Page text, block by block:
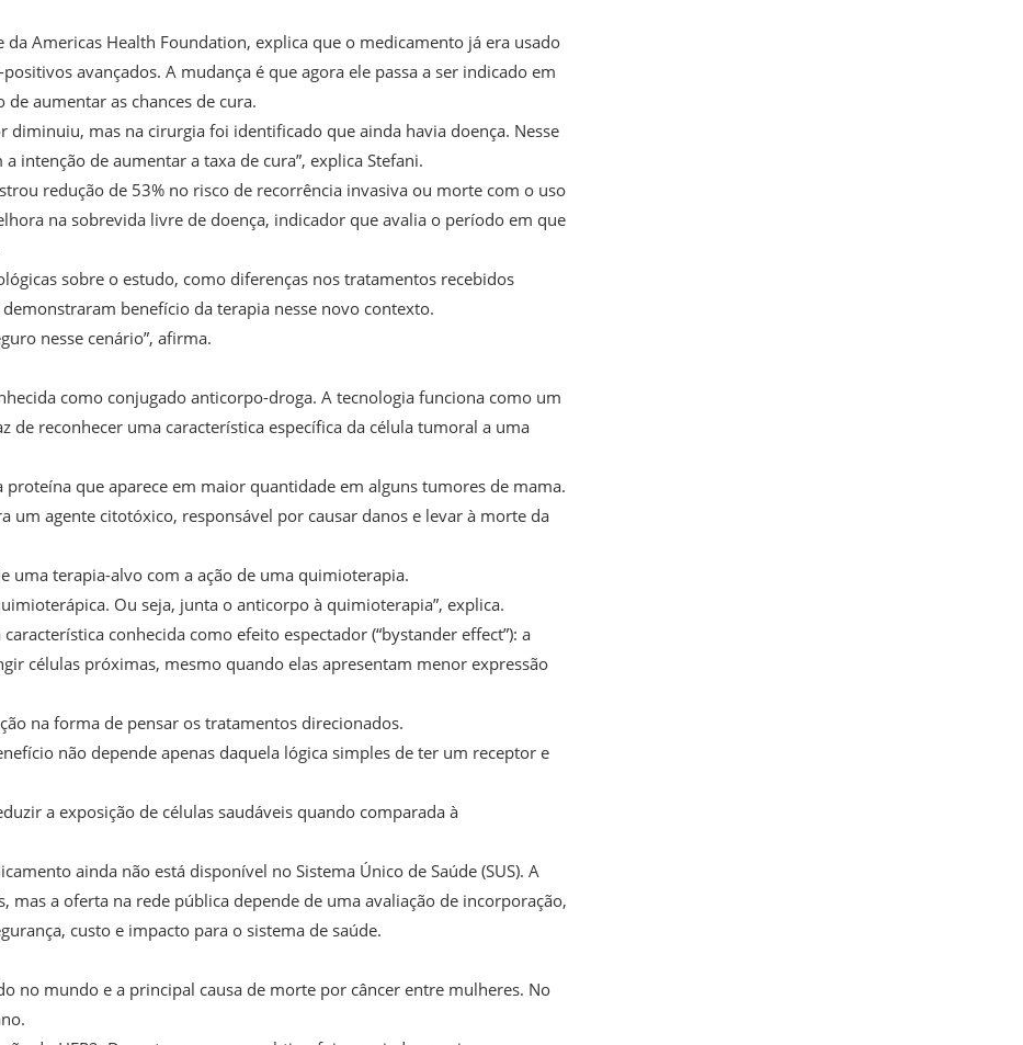
Americas Health Foundation, explica que o medicamento já era usado
avançados. A mudança é que agora ele passa a ser indicado em
aumentar as chances de cura.
mas na cirurgia foi identificado que ainda havia doença. Nesse
intenção de aumentar a taxa de cura”, explica Stefani.
redução de 53% no risco de recorrência invasiva ou morte com o uso
na sobrevida livre de doença, indicador que avalia o período em que
sobre o estudo, como diferenças nos tratamentos recebidos
benefício da terapia nesse novo contexto.
nesse cenário”, afirma.
como conjugado anticorpo-droga. A tecnologia funciona como um
de reconhecer uma característica específica da célula tumoral a uma
que aparece em maior quantidade em alguns tumores de mama.
um agente citotóxico, responsável por causar danos e levar à morte da
uma terapia-alvo com a ação de uma quimioterapia.
Ou seja, junta o anticorpo à quimioterapia”, explica.
conhecida como efeito espectador (“bystander effect”): a
células próximas, mesmo quando elas apresentam menor expressão
na forma de pensar os tratamentos direcionados.
não depende apenas daquela lógica simples de ter um receptor e
a exposição de células saudáveis quando comparada à
ainda não está disponível no Sistema Único de Saúde (SUS). A
mas a oferta na rede pública depende de uma avaliação de incorporação,
custo e impacto para o sistema de saúde.
no mundo e a principal causa de morte por câncer entre mulheres. No